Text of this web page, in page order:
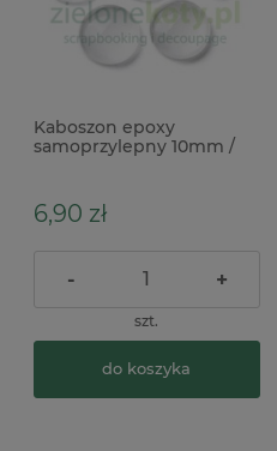
Kaboszon epoxy
samoprzylepny 10mm /
6,90 zł
- +
szt.
do koszyka